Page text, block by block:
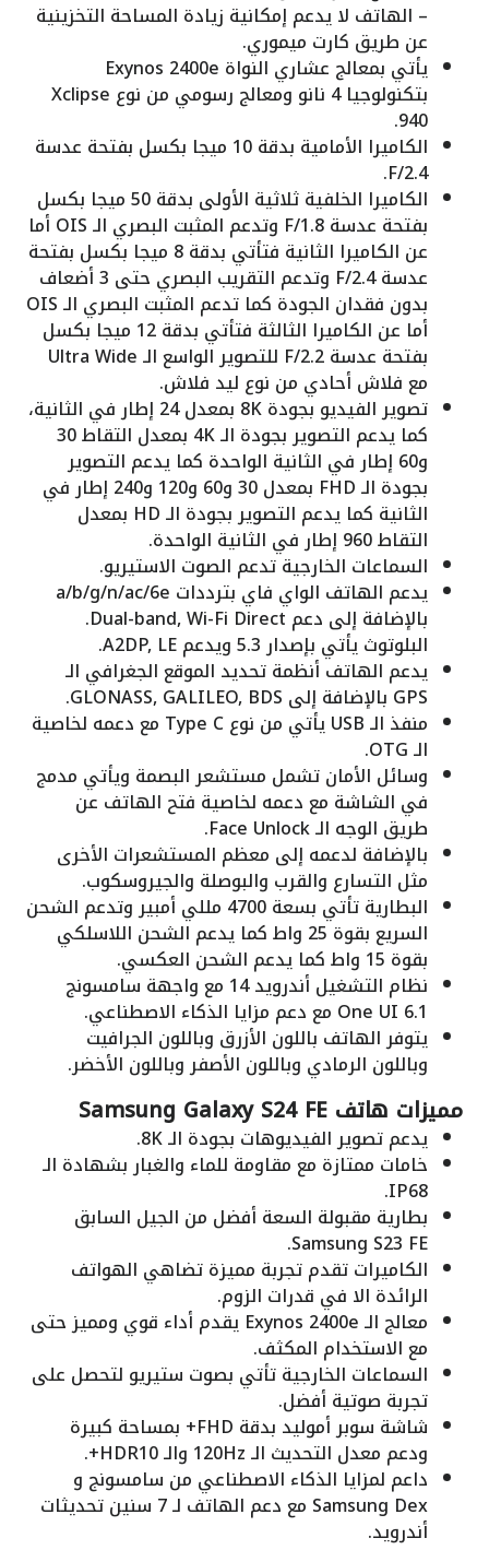
– الهاتف لا يدعم إمكانية زيادة المساحة التخزينية
عن طريق كارت ميموري.
يأتي بمعالج عشاري النواة Exynos 2400e
بتكنولوجيا 4 نانو ومعالج رسومي من نوع Xclipse
940.
الكاميرا الأمامية بدقة 10 ميجا بكسل بفتحة عدسة
F/2.4.
الكاميرا الخلفية ثلاثية الأولى بدقة 50 ميجا بكسل
بفتحة عدسة F/1.8 وتدعم المثبت البصري الـ OIS أما
عن الكاميرا الثانية فتأتي بدقة 8 ميجا بكسل بفتحة
عدسة F/2.4 وتدعم التقريب البصري حتى 3 أضعاف
بدون فقدان الجودة كما تدعم المثبت البصري الـ OIS
أما عن الكاميرا الثالثة فتأتي بدقة 12 ميجا بكسل
بفتحة عدسة F/2.2 للتصوير الواسع الـ Ultra Wide
مع فلاش أحادي من نوع ليد فلاش.
تصوير الفيديو بجودة 8K بمعدل 24 إطار في الثانية،
كما يدعم التصوير بجودة الـ 4K بمعدل التقاط 30
و60 إطار في الثانية الواحدة كما يدعم التصوير
بجودة الـ FHD بمعدل 30 و60 و120 و240 إطار في
الثانية كما يدعم التصوير بجودة الـ HD بمعدل
التقاط 960 إطار في الثانية الواحدة.
السماعات الخارجية تدعم الصوت الاستيريو.
يدعم الهاتف الواي فاي بترددات a/b/g/n/ac/6e
بالإضافة إلى دعم Dual-band, Wi-Fi Direct.
البلوتوث يأتي بإصدار 5.3 ويدعم A2DP, LE.
يدعم الهاتف أنظمة تحديد الموقع الجغرافي الـ
GPS بالإضافة إلى GLONASS, GALILEO, BDS.
منفذ الـ USB يأتي من نوع Type C مع دعمه لخاصية
الـ OTG.
وسائل الأمان تشمل مستشعر البصمة ويأتي مدمج
في الشاشة مع دعمه لخاصية فتح الهاتف عن
طريق الوجه الـ Face Unlock.
بالإضافة لدعمه إلى معظم المستشعرات الأخرى
مثل التسارع والقرب والبوصلة والجيروسكوب.
البطارية تأتي بسعة 4700 مللي أمبير وتدعم الشحن
السريع بقوة 25 واط كما يدعم الشحن اللاسلكي
بقوة 15 واط كما يدعم الشحن العكسي.
نظام التشغيل أندرويد 14 مع واجهة سامسونج
One UI 6.1 مع دعم مزايا الذكاء الاصطناعي.
يتوفر الهاتف باللون الأزرق وباللون الجرافيت
وباللون الرمادي وباللون الأصفر وباللون الأخضر.
مميزات هاتف Samsung Galaxy S24 FE
يدعم تصوير الفيديوهات بجودة الـ 8K.
خامات ممتازة مع مقاومة للماء والغبار بشهادة الـ
IP68.
بطارية مقبولة السعة أفضل من الجيل السابق
Samsung S23 FE.
الكاميرات تقدم تجربة مميزة تضاهي الهواتف
الرائدة الا في قدرات الزوم.
معالج الـ Exynos 2400e يقدم أداء قوي ومميز حتى
مع الاستخدام المكثف.
السماعات الخارجية تأتي بصوت ستيريو لتحصل على
تجربة صوتية أفضل.
شاشة سوبر أموليد بدقة FHD+ بمساحة كبيرة
ودعم معدل التحديث الـ 120Hz والـ HDR10+.
داعم لمزايا الذكاء الاصطناعي من سامسونج و
Samsung Dex مع دعم الهاتف لـ 7 سنين تحديثات
أندرويد.